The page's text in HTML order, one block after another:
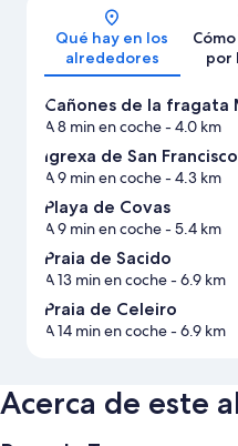
Qué hay en los
alrededores
por
Cañones de la fragata
A 8 min en coche- 4.0 km
Igrexa de San Francisco
A 9 min en coche- 4.3 km
Playa de Covas
A 9 min en coche- 5.4 km
Praia de Sacido
A 13 min en coche- 6.9 km
Praia de Celeiro
A 14 min en coche- 6.9 km
Acerca de este